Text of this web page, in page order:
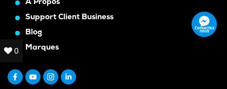
A Propos
Support Client Business
Blog
Marques
Contactez
nous
0
0